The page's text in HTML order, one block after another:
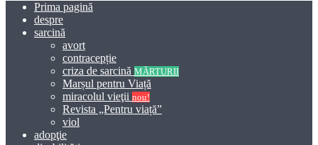
Prima pagină
despre
sarcină
avort
contracepție
criza de sarcină MĂRTURII
Marșul pentru Viață
miracolul vieţii nou!
Revista „Pentru viață”
viol
adopţie